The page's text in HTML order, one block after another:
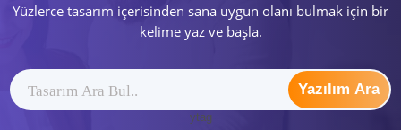
Yüzlerce tasarım içerisinden sana uygun olanı bulmak için bir
kelime yaz ve başla.
Yazılım Ara
ytag